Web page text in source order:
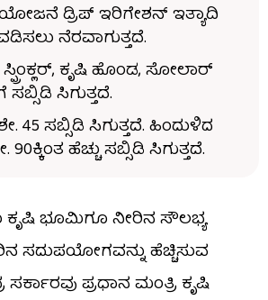
ಡ್ರಿಪ್ ಇರಿಗೇಶನ್ ಇತ್ಯಾದಿ
ನೆರವಾಗುತ್ತದೆ.
ಕೃಷಿ ಹೊಂಡ, ಸೋಲಾರ್
ಸಿಗುತ್ತದೆ.
45 ಸಬ್ಸಿಡಿ ಸಿಗುತ್ತದೆ. ಹಿಂದುಳಿದ
ಹೆಚ್ಚು ಸಬ್ಸಿಡಿ ಸಿಗುತ್ತದೆ.
ಕೃಷಿ ಭೂಮಿಗೂ ನೀರಿನ ಸೌಲಭ್ಯ
ಸದುಪಯೋಗವನ್ನು ಹೆಚ್ಚಿಸುವ
ಸರ್ಕಾರವು ಪ್ರಧಾನ ಮಂತ್ರಿ ಕೃಷಿ